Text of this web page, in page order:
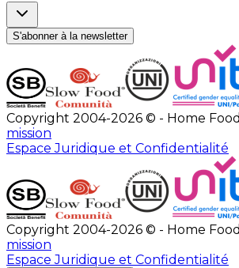
S'abonner à la newsletter
Copyright 2004-2026 © - Home Food
mission
Espace Juridique et Confidentialité
Copyright 2004-2026 © - Home Food
mission
Espace Juridique et Confidentialité